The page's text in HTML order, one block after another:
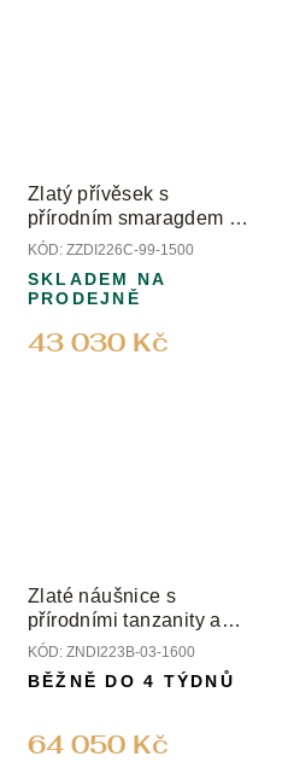
Zlatý přívěsek s
přírodním smaragdem a
přírodními diamanty
KÓD: ZZDI226C-99-1500
43 030 Kč
SKLADEM NA
PRODEJNĚ
Zlaté náušnice s
přírodními tanzanity a
diamanty
KÓD: ZNDI223B-03-1600
64 050 Kč
BĚŽNĚ DO 4 TÝDNŮ